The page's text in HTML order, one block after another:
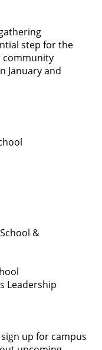
step for the
community
January and
&
Leadership
up for campus